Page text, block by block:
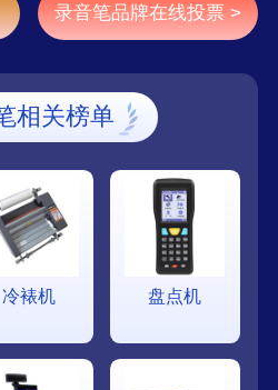
录音笔品牌在线投票 >
相关榜单
冷裱机 盘点机